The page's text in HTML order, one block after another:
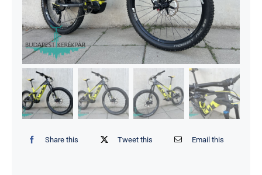
Share this Tweet this Email this